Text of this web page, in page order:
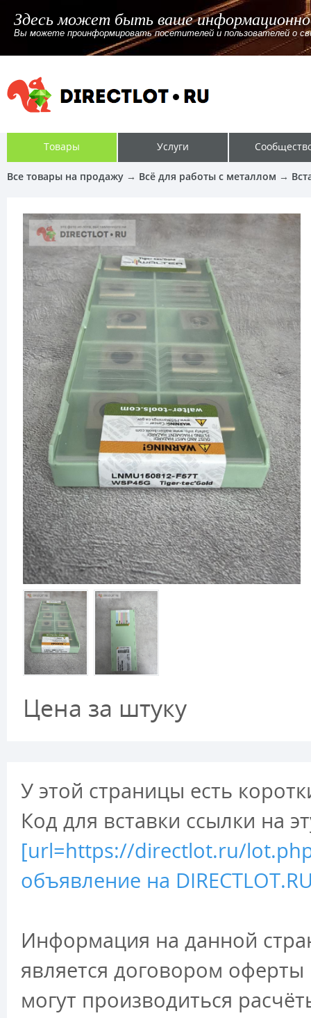
Здесь может быть ваше
Вы можете проинформировать посетителей и пользователей о
Товары Услуги
Все товары на продажу → Всё для работы с металлом →
Цена за штуку
У этой страницы есть
Код для вставки ссылки на
[url=https://directlot.ru/
объявление на
Информация на данной
является договором
могут производиться